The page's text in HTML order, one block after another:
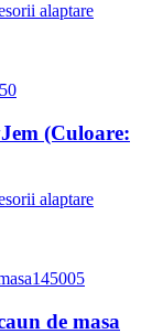
alaptare
(Culoare:
alaptare
de masa